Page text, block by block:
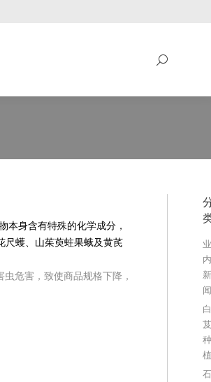
搜
身含有特殊的化学成分，
尺蠖、山茱萸蛀果蛾及黄芪
危害，致使商品规格下降，
业
内
新
闻
白
芨
种
植
石